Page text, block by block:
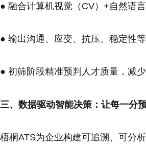
● 融合计算机视觉（CV）+自然语
● 输出沟通、应变、抗压、稳定性
● 初筛阶段精准预判人才质量，减
三、数据驱动智能决策：让每一分
梧桐ATS为企业构建可追溯、可分